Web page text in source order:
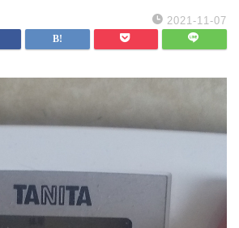
2021-11-07